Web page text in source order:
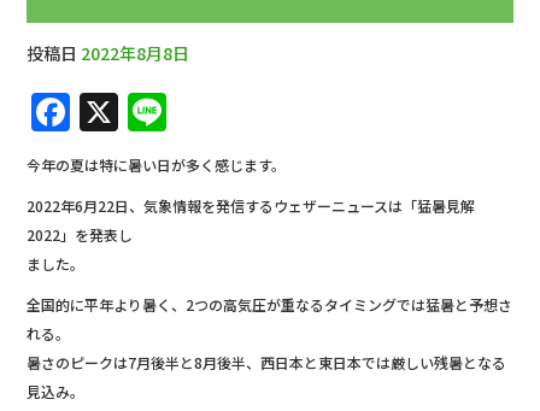
投稿日 2022年8月8日
F
a
c
e
b
o
o
k
X
n
e
今年の夏は特に暑い日が多く感じます。
2022年6月22日、気象情報を発信するウェザーニュースは「猛暑見解
2022」を発表し
ました。
全国的に平年より暑く、2つの高気圧が重なるタイミングでは猛暑と予想さ
れる。
暑さのピークは7月後半と8月後半、西日本と東日本では厳しい残暑となる
見込み。